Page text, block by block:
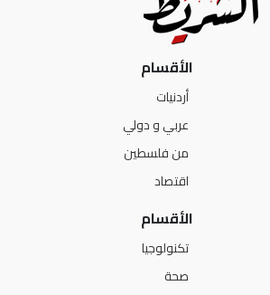
الأقسام
أردنيات
عربي و دولي
من فلسطين
اقتصاد
الأقسام
تكنولوجيا
صحة